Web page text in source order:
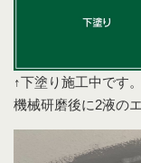
↑下塗り施工中です。
機械研磨後に2液の